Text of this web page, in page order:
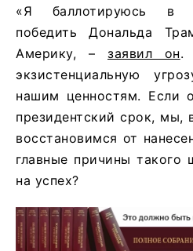
«Я баллотируюсь в
победить Дональда
Америку, – заявил он.
экзистенциальную
нашим ценностям. Если
президентский срок, мы,
восстановимся от
главные причины
на успех?